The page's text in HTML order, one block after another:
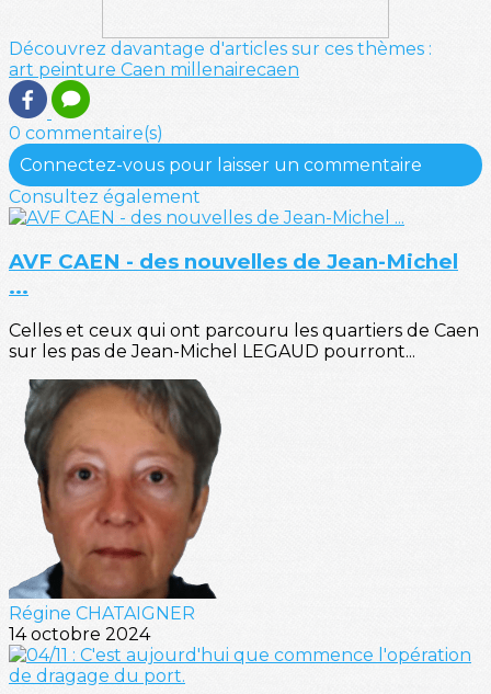
Découvrez davantage d'articles sur ces thèmes :
art peinture Caen millenairecaen
0 commentaire(s)
Connectez-vous pour laisser un commentaire
Consultez également
AVF CAEN - des nouvelles de Jean-Michel
...
Celles et ceux qui ont parcouru les quartiers de Caen
sur les pas de Jean-Michel LEGAUD pourront...
Régine CHATAIGNER
14 octobre 2024